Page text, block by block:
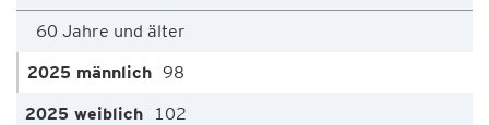
60 Jahre und älter
98
102